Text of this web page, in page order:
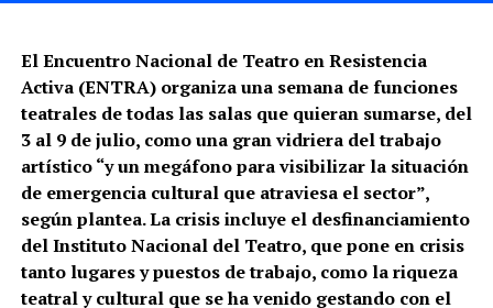
conductorxs vestidos elegantemente con llamativos
tapados noventosos. Presentaron a cada artista y les
preguntaron por qué es importante que el INT se
mantenga en actividad. El primero en desfilar por la
alfombra negra fue el director teatral Alejandro
Tantanián, nominadopor El trágico reinado de Eduardo
II, El corazón del daño y Como nunca otra vez. “Me
parece un desastre lo que está pasando. Hay que derogar
ese decreto ya. Es algo que tiene que ir por la vía legal,
El Encuentro Nacional de Teatro en Resistencia
Activa (ENTRA) organiza una semana de funciones
teatrales de todas las salas que quieran sumarse, del
3 al 9 de julio, como una gran vidriera del trabajo
artístico “y un megáfono para visibilizar la situación
de emergencia cultural que atraviesa el sector”,
según plantea. La crisis incluye el desfinanciamiento
del Instituto Nacional del Teatro, que pone en crisis
tanto lugares y puestos de trabajo, como la riqueza
teatral y cultural que se ha venido gestando con el